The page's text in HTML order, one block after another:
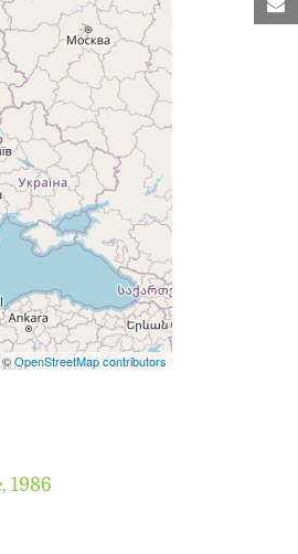
©OpenStreetMap contributors
1986